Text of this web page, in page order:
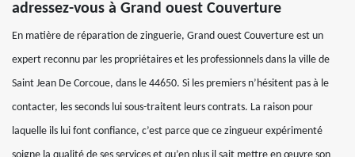
adressez-vous à Grand ouest Couverture
En matière de réparation de zinguerie, Grand ouest Couverture est un
expert reconnu par les propriétaires et les professionnels dans la ville de
Saint Jean De Corcoue, dans le 44650. Si les premiers n’hésitent pas à le
contacter, les seconds lui sous-traitent leurs contrats. La raison pour
laquelle ils lui font confiance, c’est parce que ce zingueur expérimenté